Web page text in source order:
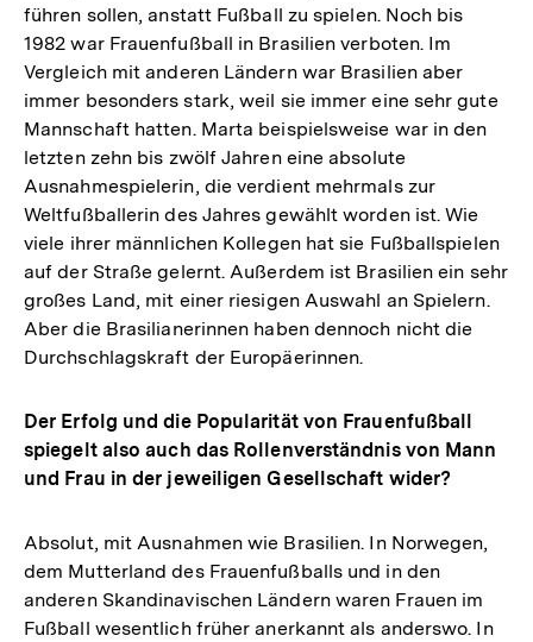
führen sollen, anstatt Fußball zu spielen. Noch bis
1982 war Frauenfußball in Brasilien verboten. Im
Vergleich mit anderen Ländern war Brasilien aber
immer besonders stark, weil sie immer eine sehr gute
Mannschaft hatten. Marta beispielsweise war in den
letzten zehn bis zwölf Jahren eine absolute
Ausnahmespielerin, die verdient mehrmals zur
Weltfußballerin des Jahres gewählt worden ist. Wie
viele ihrer männlichen Kollegen hat sie Fußballspielen
auf der Straße gelernt. Außerdem ist Brasilien ein sehr
großes Land, mit einer riesigen Auswahl an Spielern.
Aber die Brasilianerinnen haben dennoch nicht die
Durchschlagskraft der Europäerinnen.
Der Erfolg und die Popularität von Frauenfußball
spiegelt also auch das Rollenverständnis von Mann
und Frau in der jeweiligen Gesellschaft wider?
Absolut, mit Ausnahmen wie Brasilien. In Norwegen,
dem Mutterland des Frauenfußballs und in den
anderen Skandinavischen Ländern waren Frauen im
Fußball wesentlich früher anerkannt als anderswo. In